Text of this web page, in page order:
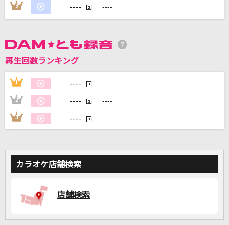
一青 窈
いぎなり東北産
ミモザ
ゴスペラーズ(The Gospellers)
カラオケをもっと楽しもう！
3 ---- 回 ----
再生回数ランキング
1 ---- 回 ----
2 ---- 回 ----
3 ---- 回 ----
カラオケ店舗検索
店舗検索